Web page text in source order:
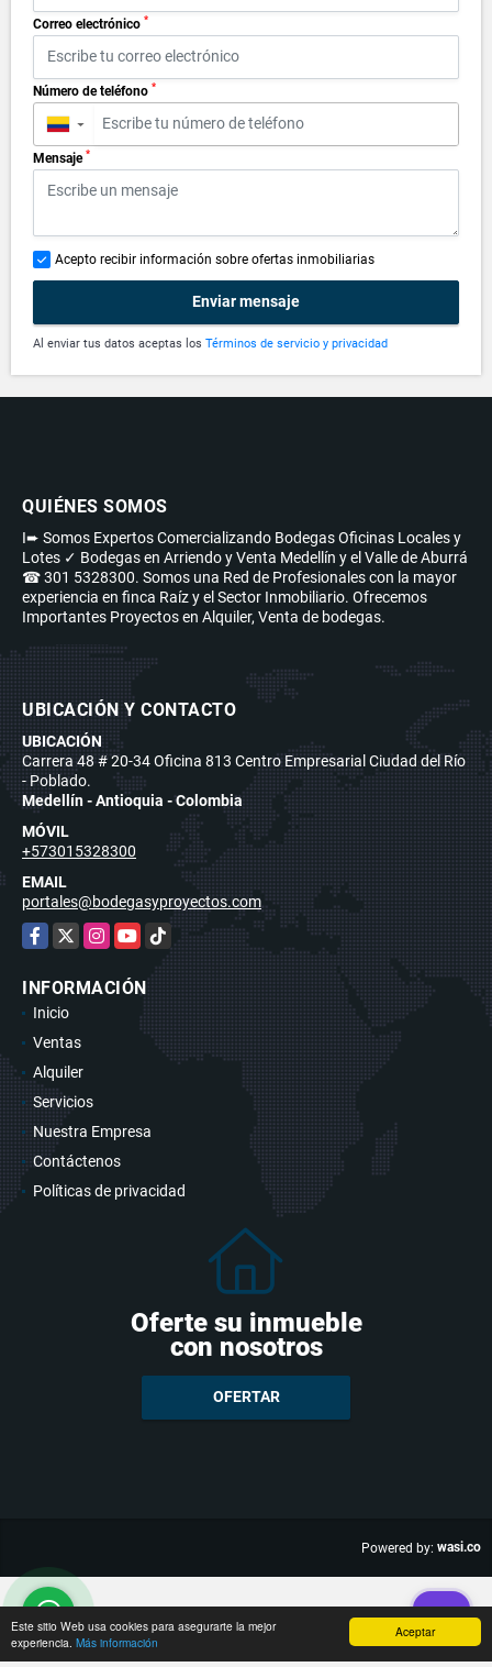
Aceptar
Este sitio Web usa cookies para asegurarte la mejor
experiencia. Más información
Correo electrónico *
Número de teléfono *
▼
Mensaje *
Acepto recibir información sobre ofertas inmobiliarias
Enviar mensaje
Al enviar tus datos aceptas los Términos de servicio y privacidad
QUIÉNES SOMOS
I➨ Somos Expertos Comercializando Bodegas Oficinas Locales y
Lotes ✓ Bodegas en Arriendo y Venta Medellín y el Valle de Aburrá
☎ 301 5328300. Somos una Red de Profesionales con la mayor
experiencia en finca Raíz y el Sector Inmobiliario. Ofrecemos
Importantes Proyectos en Alquiler, Venta de bodegas.
UBICACIÓN Y CONTACTO
UBICACIÓN
Carrera 48 # 20-34 Oficina 813 Centro Empresarial Ciudad del Río
- Poblado.
Medellín - Antioquia - Colombia
MÓVIL
+573015328300
EMAIL
portales@bodegasyproyectos.com
Facebook
X Instagram
YouTubeTikTok
INFORMACIÓN
Inicio
Ventas
Alquiler
Servicios
Nuestra Empresa
Contáctenos
Políticas de privacidad
Oferte su inmueble
con nosotros
OFERTAR
Powered by: wasi.co